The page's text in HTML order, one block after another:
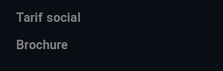
Tarif social
Brochure